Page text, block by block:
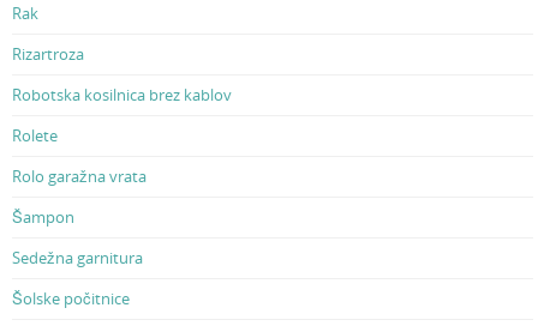
Rak
Rizartroza
Robotska kosilnica brez kablov
Rolete
Rolo garažna vrata
Šampon
Sedežna garnitura
Šolske počitnice